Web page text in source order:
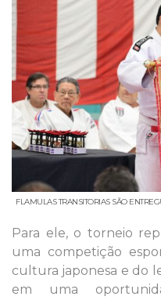
FLAMULAS TRANSITORIAS SÃO
Para ele, o torneio
uma competição
cultura japonesa e do
em uma